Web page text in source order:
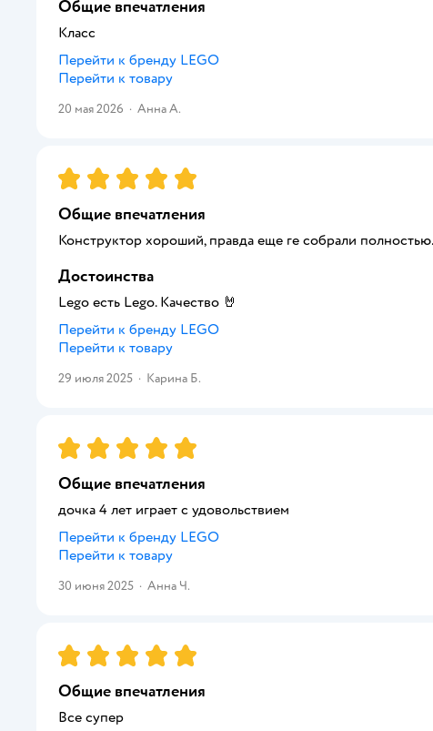
Общие впечатления
Класс
Перейти к бренду LEGO
Перейти к товару
20 мая 2026 · Анна А.
Рейтинг:5
Общие впечатления
Конструктор хороший, правда еще ге собрали
Достоинства
Lego есть Lego. Качество 🤘
Перейти к бренду LEGO
Перейти к товару
29 июля 2025 · Карина Б.
Рейтинг:5
Общие впечатления
дочка 4 лет играет с удовольствием
Перейти к бренду LEGO
Перейти к товару
30 июня 2025 · Анна Ч.
Рейтинг:5
Общие впечатления
Все супер